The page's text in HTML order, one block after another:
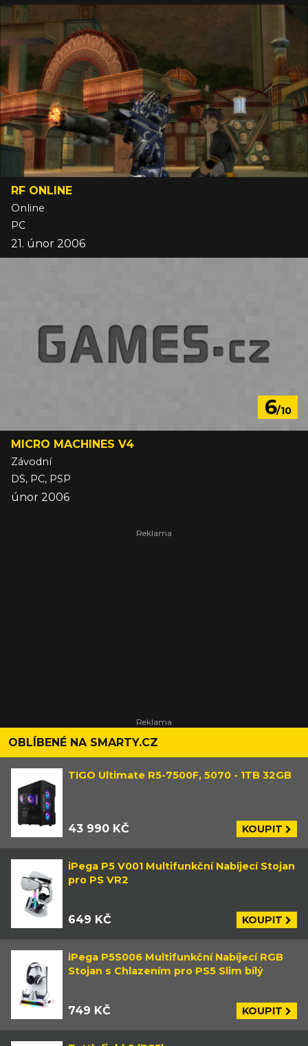
RF ONLINE
Online
PC
21. únor 2006
6/10
MICRO MACHINES V4
Závodní
DS, PC, PSP
únor 2006
OBLÍBENÉ NA SMARTY.CZ
TIGO Ultimate R5-7500F, 5070 - 1TB 32GB
43 990 KČ KOUPIT
iPega P5 V001 Multifunkční Nabíjecí Stojan
pro PS VR2
649 KČ KOUPIT
iPega P5S006 Multifunkční Nabíjecí RGB
Stojan s Chlazením pro PS5 Slim bílý
749 KČ KOUPIT